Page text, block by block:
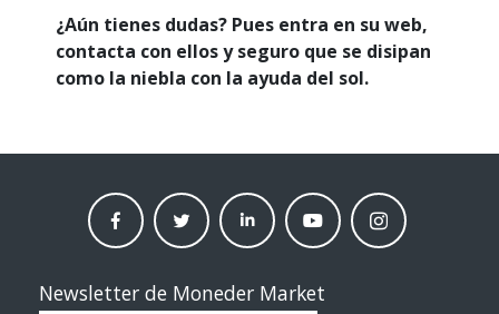
¿Aún tienes dudas? Pues entra en su web,
contacta con ellos y seguro que se disipan
como la niebla con la ayuda del sol.
facebook
moneder
twitter
moneder
linkedin
moneder
Youtube
moneder
instagram
moneder
Newsletter de Moneder Market